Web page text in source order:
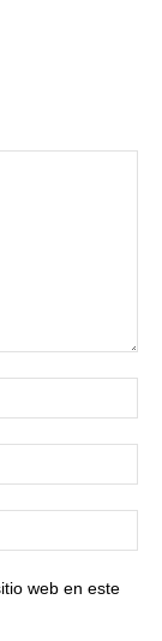
web en este